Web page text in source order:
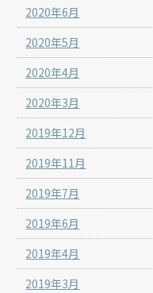
2020年6月
2020年5月
2020年4月
2020年3月
2019年12月
2019年11月
2019年7月
2019年6月
2019年4月
2019年3月